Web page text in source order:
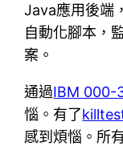
Java應用後端
自動化腳本，
案。
通過IBM 000-
惱。有了
感到煩惱。所